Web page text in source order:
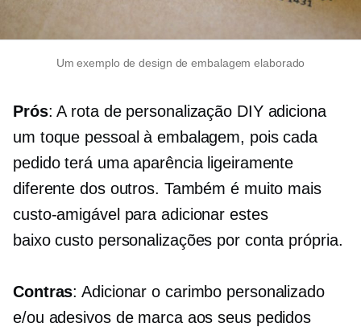
Um exemplo de design de embalagem elaborado
Prós: A rota de personalização DIY adiciona
um toque pessoal à embalagem, pois cada
pedido terá uma aparência ligeiramente
diferente dos outros. Também é muito mais
custo-amigável para adicionar estes
baixo custopersonalizações por conta própria.
Contras: Adicionar o carimbo personalizado
e/ou adesivos de marca aos seus pedidos